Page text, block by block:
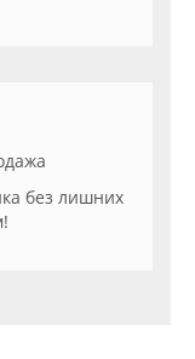
без лишних